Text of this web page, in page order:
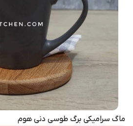
ماگ سرامیکی برگ طوسی دنی هوم